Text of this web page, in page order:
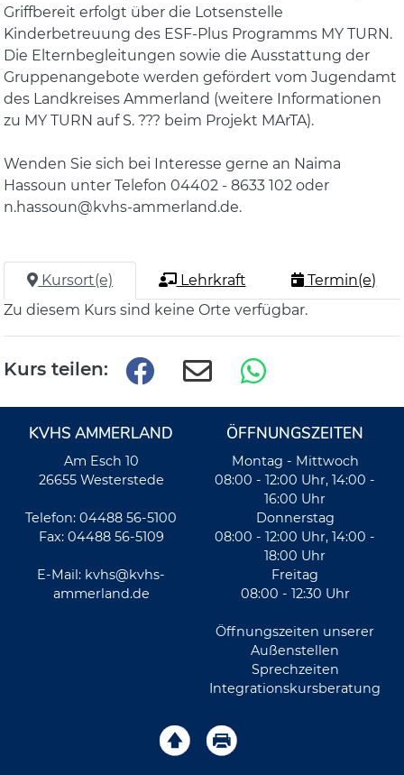
Griffbereit erfolgt über die Lotsenstelle
Kinderbetreuung des ESF-Plus Programms MY TURN.
Die Elternbegleitungen sowie die Ausstattung der
Gruppenangebote werden gefördert vom Jugendamt
des Landkreises Ammerland (weitere Informationen
zu MY TURN auf S. ??? beim Projekt MArTA).
Wenden Sie sich bei Interesse gerne an Naima
Hassoun unter Telefon 04402 - 8633 102 oder
n.hassoun@kvhs-ammerland.de.
Kursort(e) Lehrkraft
Termin(e)
Zu diesem Kurs sind keine Orte verfügbar.
Kurs teilen:
KVHS AMMERLAND
Am Esch 10
26655 Westerstede
Telefon: 04488 56-5100
Fax: 04488 56-5109
E-Mail: kvhs@kvhs-
ammerland.de
ÖFFNUNGSZEITEN
Montag - Mittwoch
08:00 - 12:00 Uhr, 14:00 -
16:00 Uhr
Donnerstag
08:00 - 12:00 Uhr, 14:00 -
18:00 Uhr
Freitag
08:00 - 12:30 Uhr
Öffnungszeiten unserer
Außenstellen
Sprechzeiten
Integrationskursberatung